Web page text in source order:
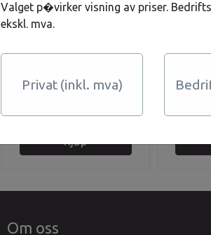
4.625,-
Kjøp
Om oss
Valget p�virker visning av priser.
ekskl. mva.
Privat (inkl. mva)